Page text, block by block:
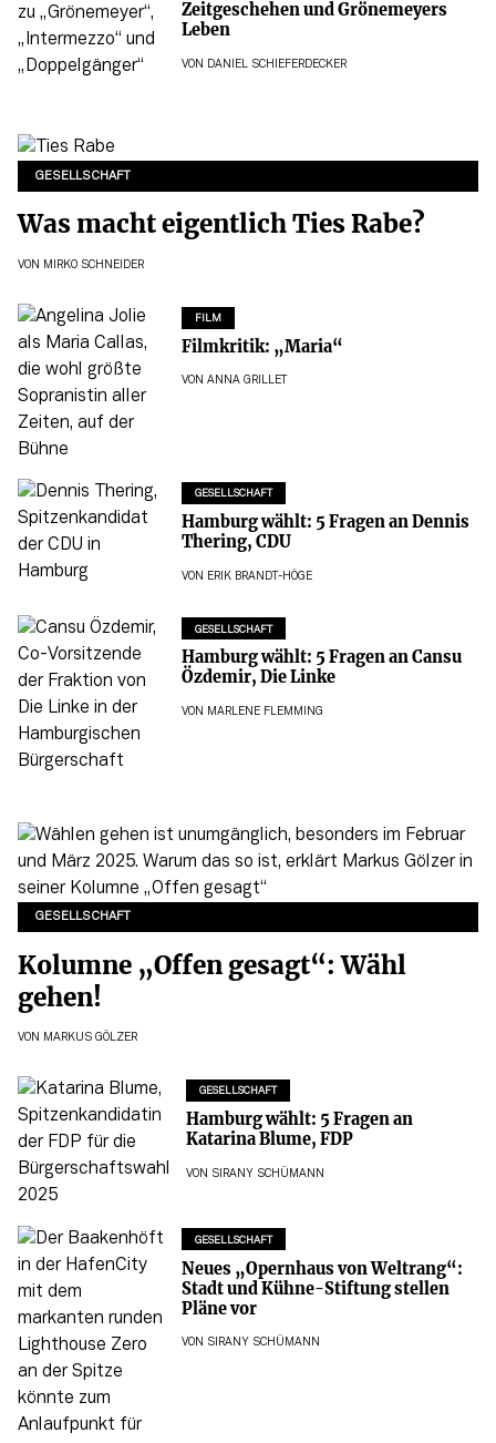
Zeitgeschehen und Grönemeyers
Leben
VON DANIEL SCHIEFERDECKER
GESELLSCHAFT
Was macht eigentlich Ties Rabe?
VON MIRKO SCHNEIDER
FILM
Filmkritik: „Maria“
VON ANNA GRILLET
GESELLSCHAFT
Hamburg wählt: 5 Fragen an Dennis
Thering, CDU
VON ERIK BRANDT-HÖGE
GESELLSCHAFT
Hamburg wählt: 5 Fragen an Cansu
Özdemir, Die Linke
VON MARLENE FLEMMING
GESELLSCHAFT
Kolumne „Offen gesagt“: Wähl
gehen!
VON MARKUS GÖLZER
GESELLSCHAFT
Hamburg wählt: 5 Fragen an
Katarina Blume, FDP
VON SIRANY SCHÜMANN
GESELLSCHAFT
Neues „Opernhaus von Weltrang“:
Stadt und Kühne-Stiftung stellen
Pläne vor
VON SIRANY SCHÜMANN